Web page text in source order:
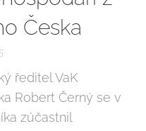
Česka
ředitel VaK
Robert Černý se v
zúčastnil